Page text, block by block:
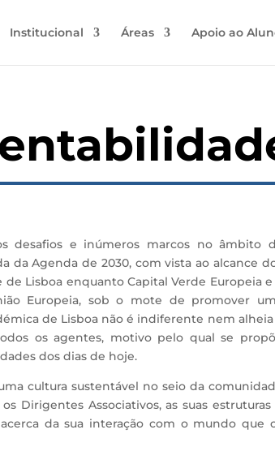
Institucional Áreas Apoio ao
desafios e inúmeros marcos no âmbito
da Agenda de 2030, com vista ao alcance
Lisboa enquanto Capital Verde Europeia e
Europeia, sob o mote de promover
de Lisboa não é indiferente nem alheia
os agentes, motivo pelo qual se
dos dias de hoje.
cultura sustentável no seio da
Dirigentes Associativos, as suas estruturas
da sua interação com o mundo que